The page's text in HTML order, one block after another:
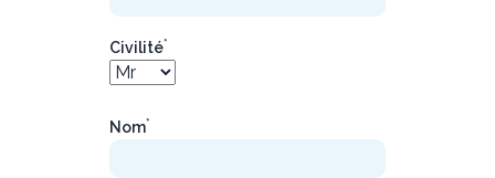
Civilité*
Nom*